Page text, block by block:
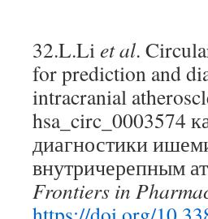
32.L.Liet al.
for prediction and
intracranial
hsa_circ_0003574
диагностики
внутричерепным
Frontiers in